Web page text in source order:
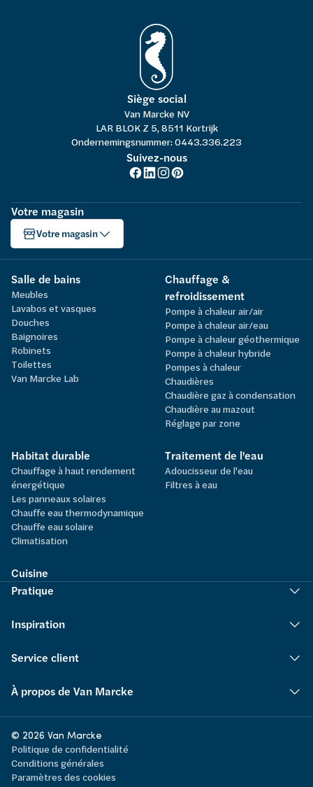
Siège social
Van Marcke NV
LAR BLOK Z 5, 8511 Kortrijk
Ondernemingsnummer: 0443.336.223
Suivez-nous
Votre magasin
Votre magasin
Salle de bains
Meubles
Lavabos et vasques
Douches
Baignoires
Robinets
Toilettes
Van Marcke Lab
Chauffage &
refroidissement
Pompe à chaleur air/air
Pompe à chaleur air/eau
Pompe à chaleur géothermique
Pompe à chaleur hybride
Pompes à chaleur
Chaudières
Chaudière gaz à condensation
Chaudière au mazout
Réglage par zone
Habitat durable
Chauffage à haut rendement
énergétique
Les panneaux solaires
Chauffe eau thermodynamique
Chauffe eau solaire
Climatisation
Traitement de l'eau
Adoucisseur de l'eau
Filtres à eau
Cuisine
Pratique
Inspiration
Service client
À propos de Van Marcke
© 2026 Van Marcke
Politique de confidentialité
Conditions générales
Paramètres des cookies